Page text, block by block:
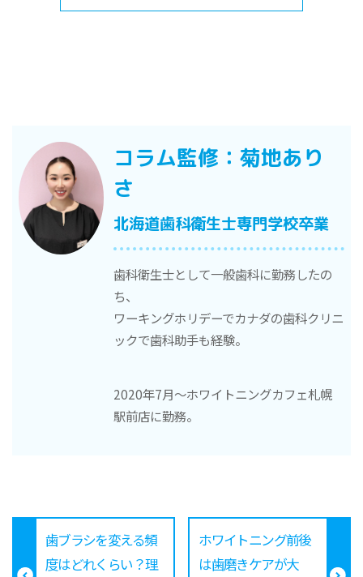
コラム監修：菊地あり
さ
北海道歯科衛生士専門学校卒業
歯科衛生士として一般歯科に勤務したの
ち、
ワーキングホリデーでカナダの歯科クリニ
ックで歯科助手も経験。
2020年7月〜ホワイトニングカフェ札幌
駅前店に勤務。
歯ブラシを変える頻
度はどれくらい？理
ホワイトニング前後
は歯磨きケアが大